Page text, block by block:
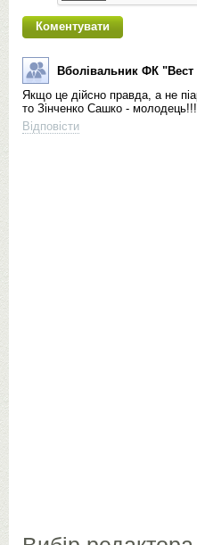
Вболівальник ФК "Вест
Якщо це дійсно правда, а не
то Зінченко Сашко - молодець!!!
Відповісти